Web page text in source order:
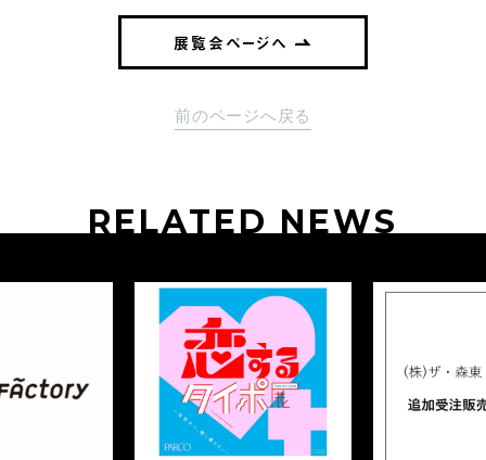
展覧会ページへ
前のページへ戻る
RELATED NEWS